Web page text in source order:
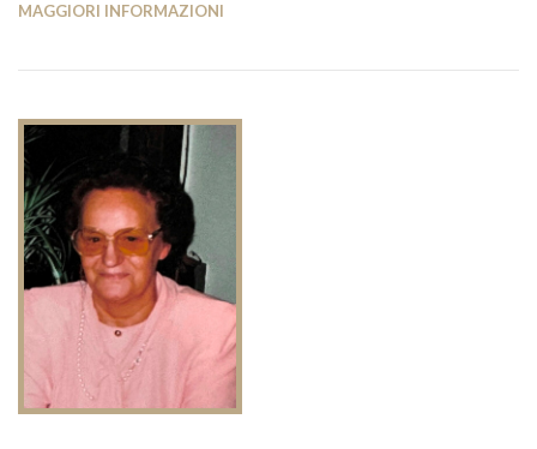
MAGGIORI INFORMAZIONI